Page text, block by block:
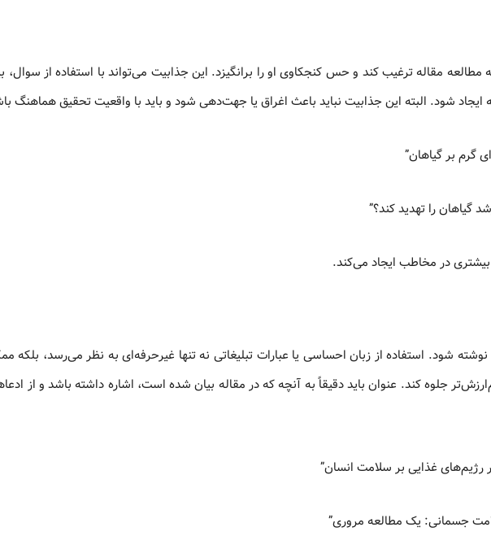
مقاله ترغیب کند و حس کنجکاوی او را برانگیزد. این جذابیت می‌تواند با استفاده از سوال،
ایجاد شود. البته این جذابیت نباید باعث اغراق یا جهت‌دهی شود و باید با واقعیت تحقیق هماهنگ
گرم بر گیاهان”
گیاهان را تهدید کند؟”
در مخاطب ایجاد می‌کند.
نوشته شود. استفاده از زبان احساسی یا عبارات تبلیغاتی نه تنها غیرحرفه‌ای به نظر می‌رسد، بلکه
جلوه کند. عنوان باید دقیقاً به آنچه که در مقاله بیان شده است، اشاره داشته باشد و از
رژیم‌های غذایی بر سلامت انسان”
جسمانی: یک مطالعه مروری”